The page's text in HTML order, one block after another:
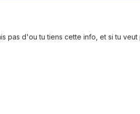
pas d'ou tu tiens cette info, et si tu